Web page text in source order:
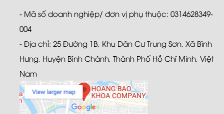
- Mã số doanh nghiệp/ đơn vị phụ thuộc: 0314628349-
004
- Địa chỉ: 25 Đường 1B, Khu Dân Cư Trung Sơn, Xã Bình
Hưng, Huyện Bình Chánh, Thành Phố Hồ Chí Minh, Việt
Nam